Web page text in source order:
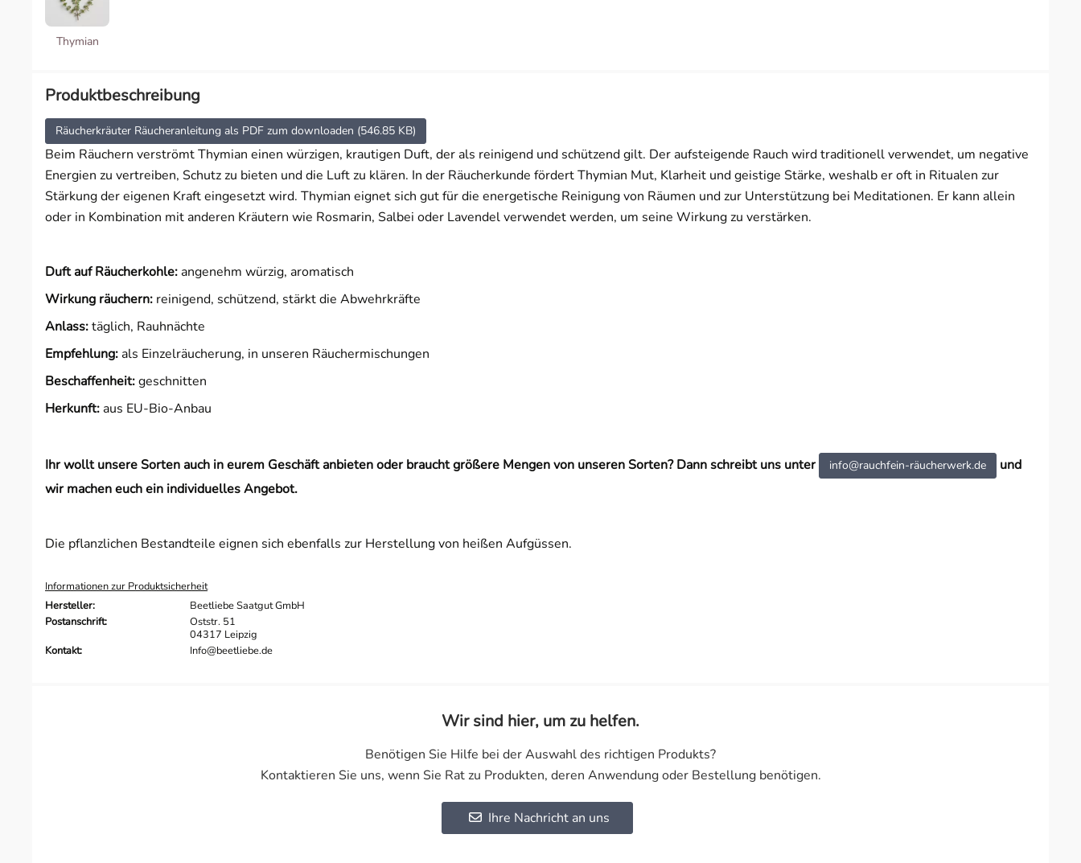
Thymian
Produktbeschreibung
Räucherkräuter Räucheranleitung als PDF zum downloaden (546.85 KB)
Beim Räuchern verströmt Thymian einen würzigen, krautigen Duft, der als reinigend und schützend gilt. Der aufsteigende Rauch wird traditionell verwendet, um negative
Energien zu vertreiben, Schutz zu bieten und die Luft zu klären. In der Räucherkunde fördert Thymian Mut, Klarheit und geistige Stärke, weshalb er oft in Ritualen zur
Stärkung der eigenen Kraft eingesetzt wird. Thymian eignet sich gut für die energetische Reinigung von Räumen und zur Unterstützung bei Meditationen. Er kann allein
oder in Kombination mit anderen Kräutern wie Rosmarin, Salbei oder Lavendel verwendet werden, um seine Wirkung zu verstärken.
Duft auf Räucherkohle: angenehm würzig, aromatisch
Wirkung räuchern: reinigend, schützend, stärkt die Abwehrkräfte
Anlass:täglich, Rauhnächte
Empfehlung: als Einzelräucherung, in unseren Räuchermischungen
Beschaffenheit:geschnitten
Herkunft: aus EU-Bio-Anbau
Ihr wollt unsere Sorten auch in eurem Geschäft anbieten oder braucht größere Mengen von unseren Sorten? Dann schreibt uns unter info@rauchfein-räucherwerk.de
und
wir machen euch ein individuelles Angebot.
Die pflanzlichen Bestandteile eignen sich ebenfalls zur Herstellung von heißen Aufgüssen.
Informationen zur Produktsicherheit
Hersteller:
Beetliebe Saatgut GmbH
Postanschrift:
Oststr. 51
04317 Leipzig
Kontakt:
Info@beetliebe.de
Wir sind hier, um zu helfen.
Benötigen Sie Hilfe bei der Auswahl des richtigen Produkts?
Kontaktieren Sie uns, wenn Sie Rat zu Produkten, deren Anwendung oder Bestellung benötigen.
Ihre Nachricht an uns
Wahrnehmung & Visionen